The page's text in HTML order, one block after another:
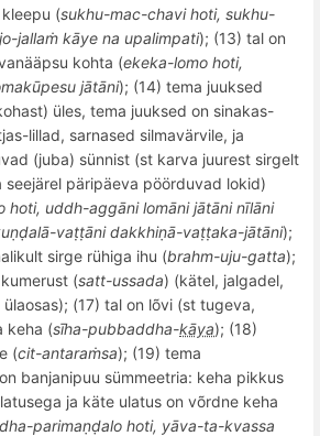
(sukhu-mac-chavi hoti, sukhu-
jallaṁ kāye na upalimpati); (13) tal on
ääpsu kohta (ekeka-lomo hoti,
jātāni); (14) tema juuksed
üles, tema juuksed on sinakas-
lillad, sarnased silmavärvile, ja
(juba) sünnist (st karva juurest sirgelt
seejärel päripäeva pöörduvad lokid)
hoti, uddh-aggāni lomāni jātāni nīlāni
vaṭṭāni dakkhiṇā-vaṭṭaka-jātāni);
sirge rühiga ihu (brahm-uju-gatta);
(satt-ussada) (kätel, jalgadel,
(17) tal on lõvi (st tugeva,
keha (sīha-pubbaddha-kāya); (18)
(cit-antaraṁsa); (19) tema
banjanipuu sümmeetria: keha pikkus
ja käte ulatus on võrdne keha
parimaṇḍalo hoti, yāva-ta-kvassa